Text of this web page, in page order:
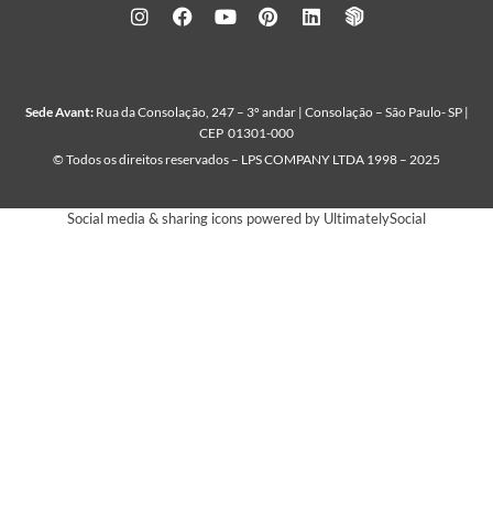
Sede Avant: Rua da Consolação, 247 – 3º andar | Consolação – São Paulo- SP |
CEP 01301-000
© Todos os direitos reservados – LPS COMPANY LTDA 1998 – 2025
Social media & sharing icons powered by UltimatelySocial